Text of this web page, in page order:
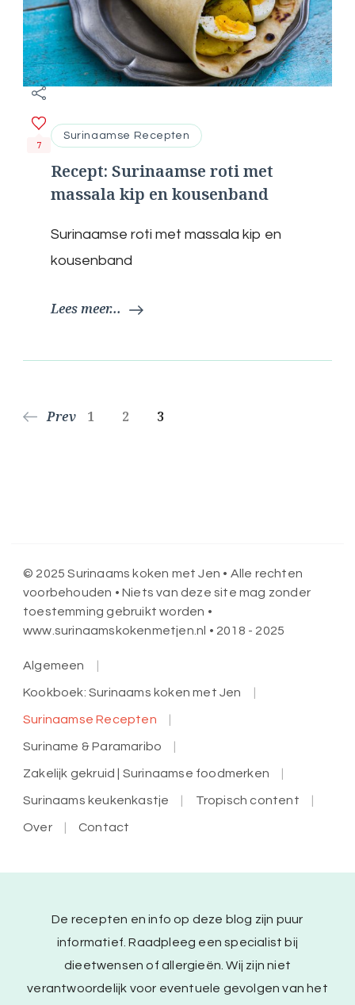
Surinaamse Recepten
Recept: Surinaamse roti met
massala kip en kousenband
7
Surinaamse roti met massala kip en
kousenband
Lees meer...
Berichten
Prev Page
1 Page
2 Page
3
© 2025 Surinaams koken met Jen • Alle rechten
voorbehouden • Niets van deze site mag zonder
toestemming gebruikt worden •
www.surinaamskokenmetjen.nl • 2018 - 2025
Algemeen
Kookboek: Surinaams koken met Jen
Surinaamse Recepten
Suriname & Paramaribo
Zakelijk gekruid | Surinaamse foodmerken
Surinaams keukenkastje Tropisch content
Over Contact
De recepten en info op deze blog zijn puur
informatief. Raadpleeg een specialist bij
dieetwensen of allergieën. Wij zijn niet
verantwoordelijk voor eventuele gevolgen van het